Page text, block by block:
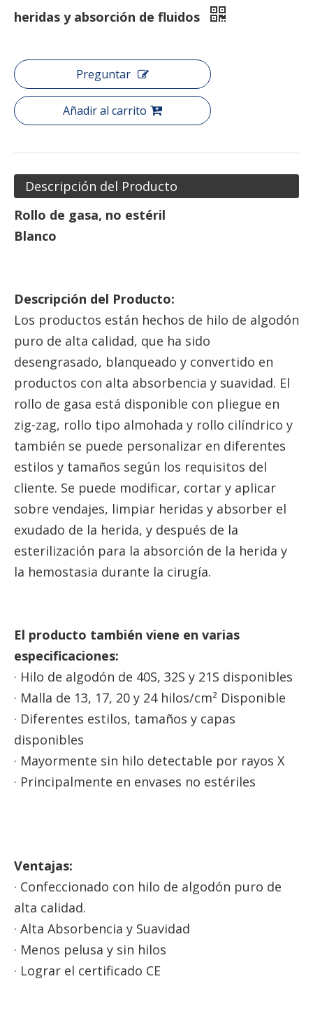
heridas y absorción de fluidos
Preguntar
Añadir al carrito
Descripción del Producto
Rollo de gasa, no estéril
Blanco
Descripción del Producto:
Los productos están hechos de hilo de algodón
puro de alta calidad, que ha sido
desengrasado, blanqueado y convertido en
productos con alta absorbencia y suavidad. El
rollo de gasa está disponible con pliegue en
zig-zag, rollo tipo almohada y rollo cilíndrico y
también se puede personalizar en diferentes
estilos y tamaños según los requisitos del
cliente. Se puede modificar, cortar y aplicar
sobre vendajes, limpiar heridas y absorber el
exudado de la herida, y después de la
esterilización para la absorción de la herida y
la hemostasia durante la cirugía.
El producto también viene en varias
especificaciones:
· Hilo de algodón de 40S, 32S y 21S disponibles
· Malla de 13, 17, 20 y 24 hilos/cm² Disponible
· Diferentes estilos, tamaños y capas
disponibles
· Mayormente sin hilo detectable por rayos X
· Principalmente en envases no estériles
Ventajas:
· Confeccionado con hilo de algodón puro de
alta calidad.
· Alta Absorbencia y Suavidad
· Menos pelusa y sin hilos
· Lograr el certificado CE